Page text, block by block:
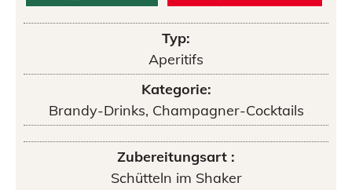
Typ:
Aperitifs
Kategorie:
Brandy-Drinks, Champagner-Cocktails
Zubereitungsart :
Schütteln im Shaker